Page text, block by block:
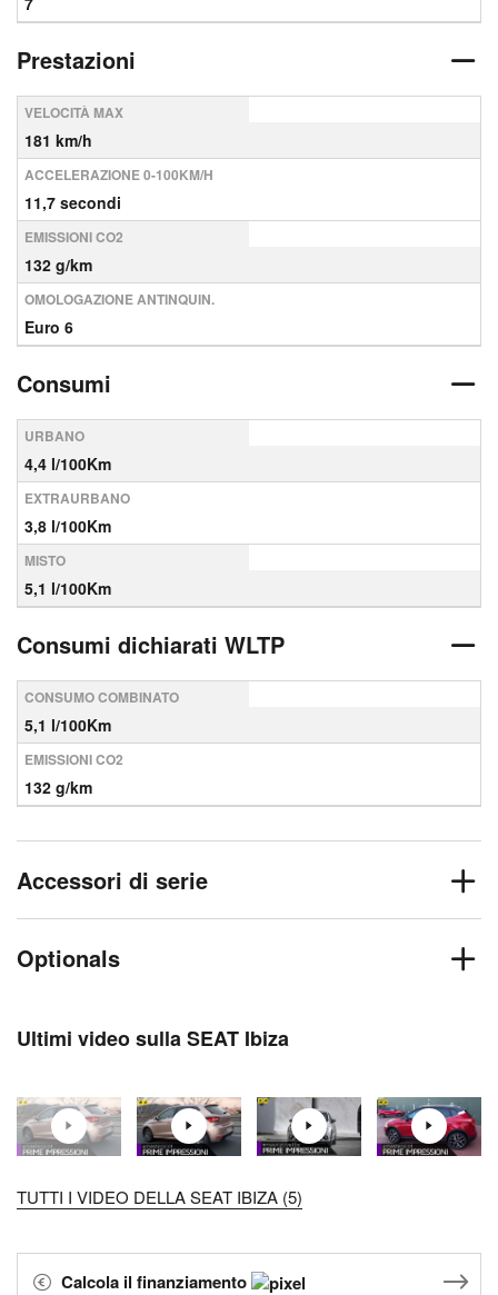
Prestazioni
VELOCITÀ MAX
181 km/h
ACCELERAZIONE 0-100KM/H
11,7 secondi
EMISSIONI CO2
132 g/km
OMOLOGAZIONE ANTINQUIN.
Euro 6
Consumi
URBANO
4,4 l/100Km
EXTRAURBANO
3,8 l/100Km
MISTO
5,1 l/100Km
Consumi dichiarati WLTP
CONSUMO COMBINATO
5,1 l/100Km
EMISSIONI CO2
132 g/km
Accessori di serie
Optionals
Ultimi video sulla SEAT Ibiza
TUTTI I VIDEO DELLA SEAT IBIZA (5)
Calcola il finanziamento